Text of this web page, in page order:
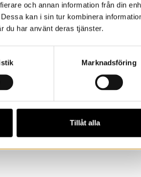
och annan information från din
kan i sin tur kombinera
du har använt deras tjänster.
Marknadsföring
Tillåt alla